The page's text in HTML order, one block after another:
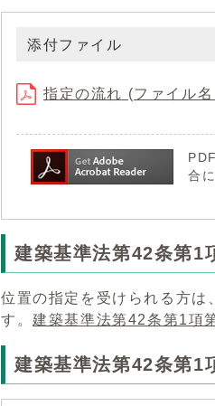
添付ファイル
指定の流れ (ファイル
合
建築基準法第42条第
位置の指定を受けられる方は
す。建築基準法第42条第1項
建築基準法第42条第